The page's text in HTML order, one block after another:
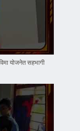
योजनेत सहभागी